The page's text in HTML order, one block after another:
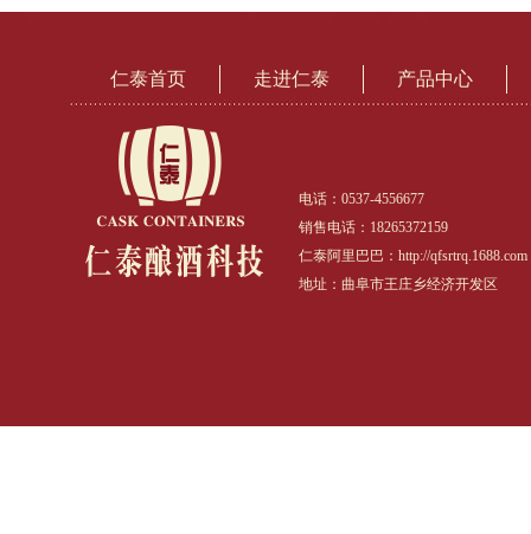
仁泰首页 走进仁泰 产品中心
电话：0537-4556677
销售电话：18265372159
仁泰阿里巴巴：http://qfsrtrq.1688.com
地址：曲阜市王庄乡经济开发区